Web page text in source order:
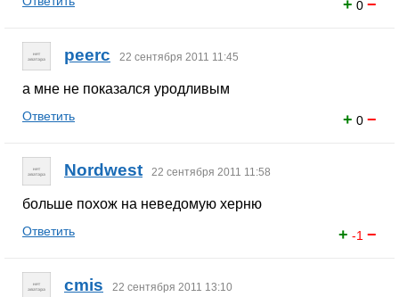
+ 0 −
peerc 22 сентября 2011 11:45
а мне не показался уродливым
+ 0 −
Ответить
Nordwest 22 сентября 2011 11:58
больше похож на неведомую херню
+ -1 −
Ответить
cmis 22 сентября 2011 13:10